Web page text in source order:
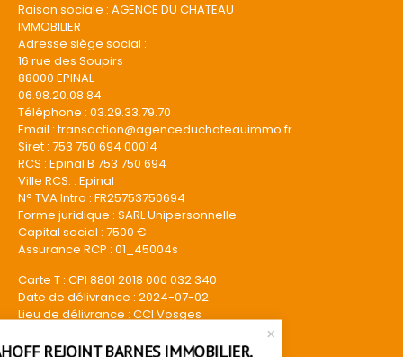
Raison sociale : AGENCE DU CHATEAU
IMMOBILIER
Adresse siège social :
16 rue des Soupirs
88000 EPINAL
06.98.20.08.84
Téléphone : 03.29.33.79.70
Email : transaction@agenceduchateauimmo.fr
Siret : 753 750 694 00014
RCS : Epinal B 753 750 694
Ville RCS. : Epinal
N° TVA Intra : FR25753750694
Forme juridique : SARL Unipersonnelle
Capital social : 7500 €
Assurance RCP : 01_45004s
Carte T : CPI 8801 2018 000 032 340
Date de délivrance : 2024-07-02
Lieu de délivrance : CCI Vosges
Adresse de délivrance : 10 Rue Claude Gellée
88000 Épinal
REJOINT BARNES IMMOBILIER.